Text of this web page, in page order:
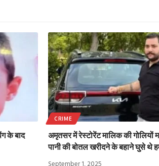
के बाद
CRIME
अमृतसर में रेस्टोरेंट मालिक की गोलियों
पानी की बोतल खरीदने के बहाने घुसे थे